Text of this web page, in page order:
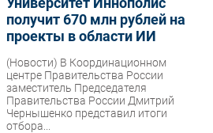
получит 670 млн рублей на
проекты в области ИИ
(Новости) В Координационном
центре Правительства России
заместитель Председателя
Правительства России Дмитрий
Чернышенко представил итоги
отбора...